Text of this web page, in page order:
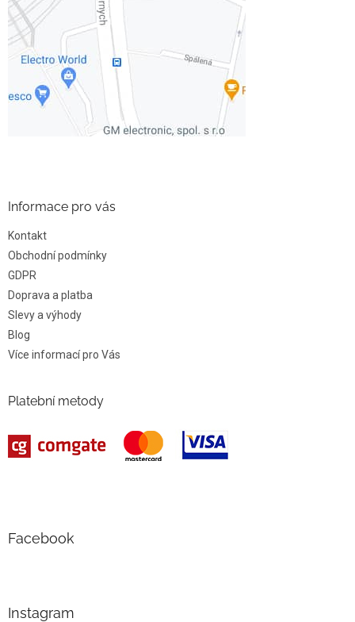
Informace pro vás
Kontakt
Obchodní podmínky
GDPR
Doprava a platba
Slevy a výhody
Blog
Více informací pro Vás
Platební metody
Facebook
Instagram